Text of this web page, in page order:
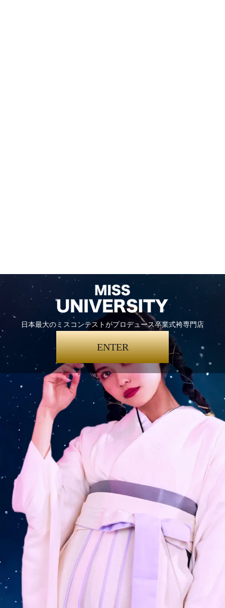
日本最大のミスコンテストがプロデュース卒業式袴専門店
ENTER